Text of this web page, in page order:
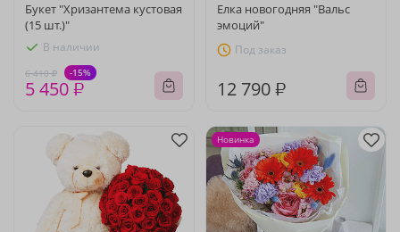
Букет "Хризантема кустовая
(15 шт.)"
В наличии
6 410 ₽ -15%
5 450 ₽
Елка новогодняя "Вальс
эмоций"
Под заказ
12 790 ₽
Новинка